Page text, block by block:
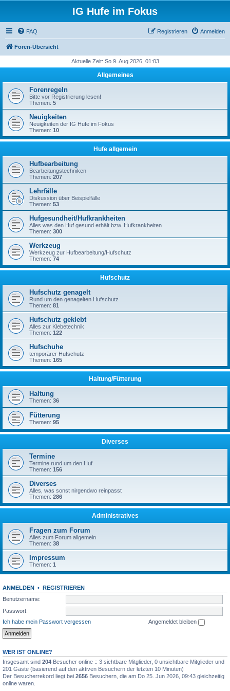
IG Hufe im Fokus
FAQ Anmelden
Registrieren
Foren-Übersicht
Aktuelle Zeit: So 9. Aug 2026, 01:03
Allgemeines
Forenregeln
Bitte vor Registrierung lesen!
Themen: 5
Neuigkeiten
Neuigkeiten der IG Hufe im Fokus
Themen: 10
Hufe allgemein
Hufbearbeitung
Bearbeitungstechniken
Themen: 207
Lehrfälle
Diskussion über Beispielfälle
Themen: 53
Hufgesundheit/Hufkrankheiten
Alles was den Huf gesund erhält bzw. Hufkrankheiten
Themen: 300
Werkzeug
Werkzeug zur Hufbearbeitung/Hufschutz
Themen: 74
Hufschutz
Hufschutz genagelt
Rund um den genagelten Hufschutz
Themen: 81
Hufschutz geklebt
Alles zur Klebetechnik
Themen: 122
Hufschuhe
temporärer Hufschutz
Themen: 165
Haltung/Fütterung
Haltung
Themen: 36
Fütterung
Themen: 95
Diverses
Termine
Termine rund um den Huf
Themen: 156
Diverses
Alles, was sonst nirgendwo reinpasst
Themen: 286
Administratives
Fragen zum Forum
Alles zum Forum allgemein
Themen: 38
Impressum
Themen: 1
ANMELDEN • REGISTRIEREN
Benutzername:
Passwort:
Ich habe mein Passwort vergessen
Angemeldet bleiben
WER IST ONLINE?
Insgesamt sind 204 Besucher online :: 3 sichtbare Mitglieder, 0 unsichtbare Mitglieder und
201 Gäste (basierend auf den aktiven Besuchern der letzten 10 Minuten)
Der Besucherrekord liegt bei 2656 Besuchern, die am Do 25. Jun 2026, 09:43 gleichzeitig
online waren.